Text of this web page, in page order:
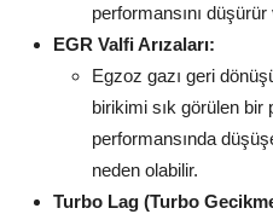
performansını düşürür
EGR Valfi Arızaları:
Egzoz gazı geri
birikimi sık görülen
performansında
neden olabilir.
Turbo Lag (Turbo